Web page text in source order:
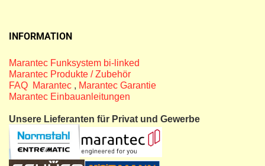
INFORMATION
Marantec Funksystem bi-linked
Marantec Produkte / Zubehör
FAQ Marantec , Marantec Garantie
Marantec Einbauanleitungen
Unsere Lieferanten für Privat und Gewerbe